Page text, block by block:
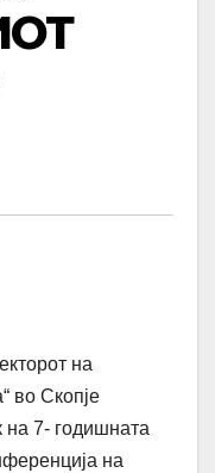
на
во Скопје
на 7- годишната
на